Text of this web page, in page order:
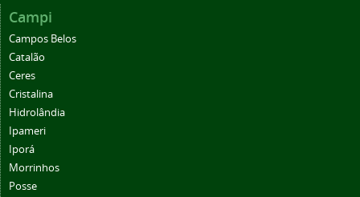
Campi
Campos Belos
Catalão
Ceres
Cristalina
Hidrolândia
Ipameri
Iporá
Morrinhos
Posse